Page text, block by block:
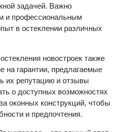
задачей. Важно
и профессиональным
в остеклении различных
новостроек также
на гарантии, предлагаемые
их репутацию и отзывы
о доступных возможностях
оконных конструкций, чтобы
и предпочтения.